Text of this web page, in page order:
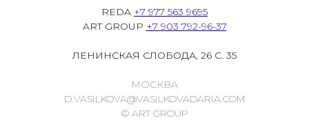
REDA +7 977 563 9695
ART GROUP +7 903 792-96-37
ЛЕНИНСКАЯ СЛОБОДА, 26 С. 35
МОСКВА
D.VASILKOVA@VASILKOVADARIA.COM
© ART GROUP